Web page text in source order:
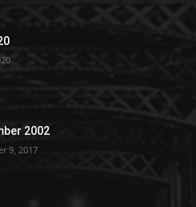
2002
9, 2017